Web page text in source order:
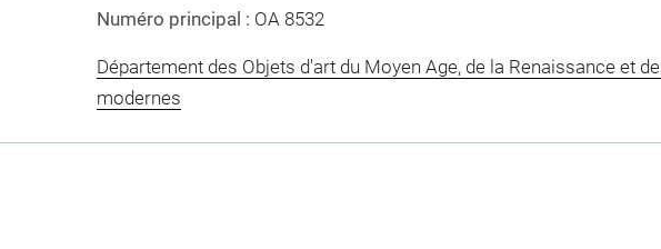
Numéro principal : OA 8532
Département des Objets d'art du Moyen Age, de la Renaissance et
modernes